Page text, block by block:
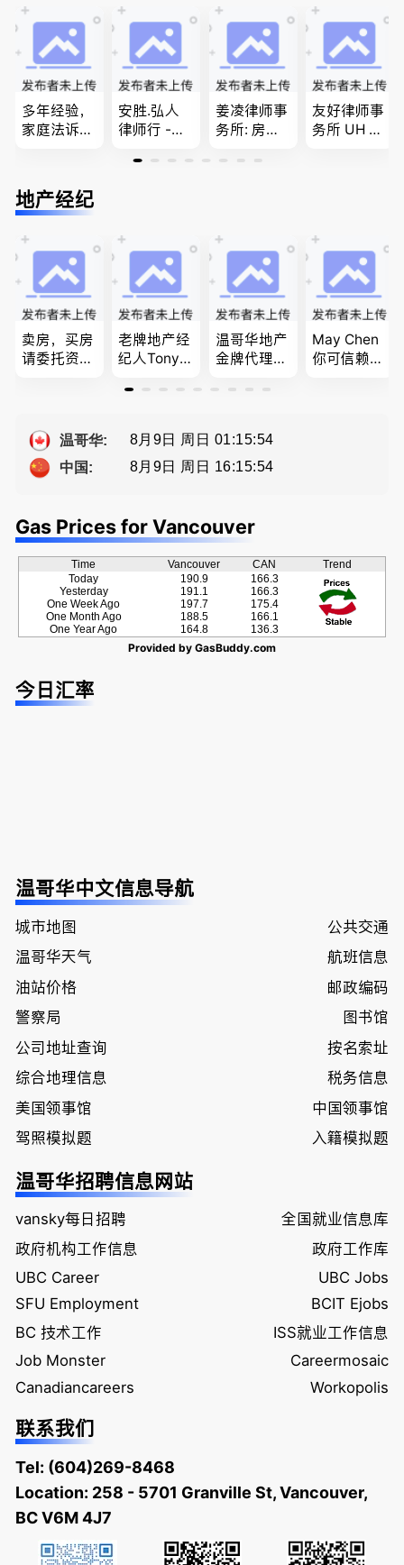
问题
商业移民，
名校申请
团聚，投资
移民以及各
类省提名和
技术移民
多年经验，
家庭法诉
证，租务纠
纷 普通
语，列治文
陈卓律师事
务所 (ATA L
aw Corpor
ation)
安胜.弘人
律师行 -
最大的华人
律师、多语
种服务、高
效优质、助
您安心乐
业、胜劵稳
操)
姜凌律师事
务所: 房产
件。婚姻
友好律师事
务所 UH LA
姻家庭、遗
嘱遗产
地产经纪
卖房，买房
请委托资深
评
老牌地产经
纪人Tony L
经验买卖
佣
温哥华地产
金牌代理经
卖，建）-
恳的朋友
May Chen
你可信赖的
温哥华:
8月9日 周日 01:15:55
中国:
8月9日 周日 16:15:55
Gas Prices for Vancouver
Time Vancouver CAN
Trend
Today
Yesterday
One Week Ago
One Month Ago
One Year Ago
190.9
191.1
197.7
188.5
164.8
166.3
166.3
175.4
166.1
136.3
Provided by GasBuddy.com
今日汇率
温哥华中文信息导航
城市地图
公共交通
温哥华天气
航班信息
油站价格
邮政编码
警察局
图书馆
公司地址查询
按名索址
综合地理信息
税务信息
美国领事馆
中国领事馆
驾照模拟题
入籍模拟题
温哥华招聘信息网站
vansky每日招聘
全国就业信息库
政府机构工作信息
政府工作库
UBC Career
UBC Jobs
SFU Employment
BCIT Ejobs
BC 技术工作
ISS就业工作信息
Job Monster
Careermosaic
Canadiancareers
Workopolis
联系我们
Tel: (604)269-8468
Location: 258 - 5701 Granville St, Vancouver,
BC V6M 4J7